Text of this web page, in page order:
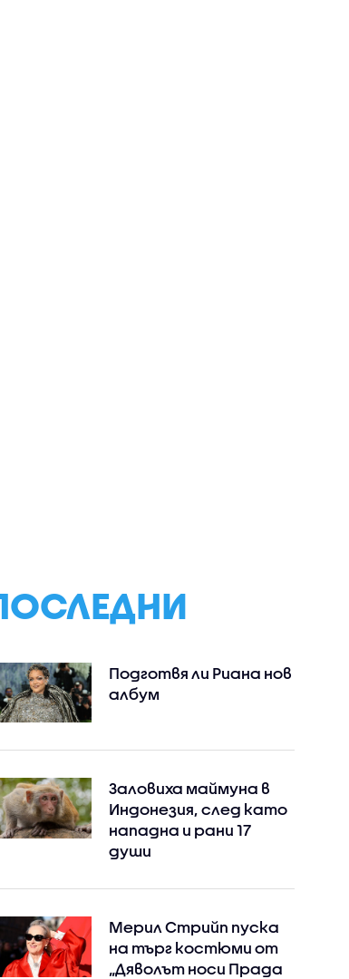
Подготвя ли Риана нов
албум
Заловиха маймуна в
Индонезия, след като
нападна и рани 17
души
Мерил Стрийп пуска
на търг костюми от
„Дяволът носи Прада